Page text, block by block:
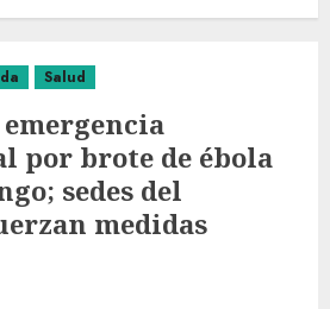
Salud
por brote de ébola
sedes del
medidas